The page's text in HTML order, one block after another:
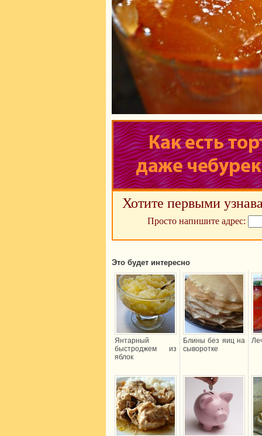
Хотите первыми
Просто напишите адрес:
Это будет интересно
Янтарный
быстроджем из
яблок
Блины без яиц на
сыворотке